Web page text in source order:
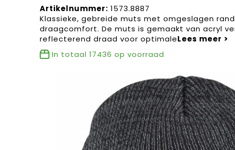
Artikelnummer: 1573.8887
Klassieke, gebreide muts met omgeslagen
draagcomfort. De muts is gemaakt van acryl
reflecterend draad voor optimale
In totaal 17436 op voorraad